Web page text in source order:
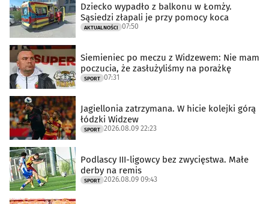
Dziecko wypadło z balkonu w Łomży.
Sąsiedzi złapali je przy pomocy koca
AKTUALNOŚCI 07:50
Siemieniec po meczu z Widzewem: Nie mam
poczucia, że zasłużyliśmy na porażkę
SPORT 07:31
Jagiellonia zatrzymana. W hicie kolejki górą
łódzki Widzew
SPORT 2026.08.09 22:23
Podlascy III-ligowcy bez zwycięstwa. Małe
derby na remis
SPORT 2026.08.09 09:43